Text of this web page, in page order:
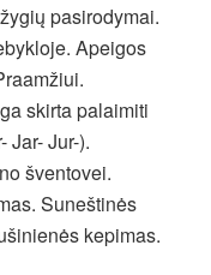
pasirodymai.
Apeigos
skirta palaimiti
Jar- Jur-).
šventovei.
Suneštinės
kepimas.